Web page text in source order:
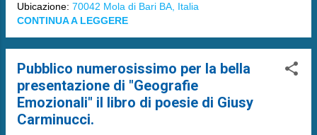
Ubicazione: 70042 Mola di Bari BA, Italia
CONTINUA A LEGGERE
Pubblico numerosissimo per la bella
presentazione di "Geografie
Emozionali" il libro di poesie di Giusy
Carminucci.